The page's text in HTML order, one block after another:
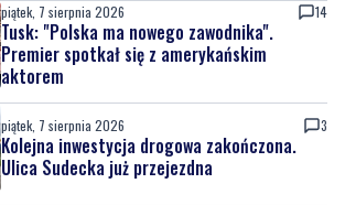
piątek, 7 sierpnia 2026 14
Tusk: "Polska ma nowego zawodnika".
Premier spotkał się z amerykańskim
aktorem
piątek, 7 sierpnia 2026 3
Kolejna inwestycja drogowa zakończona.
Ulica Sudecka już przejezdna